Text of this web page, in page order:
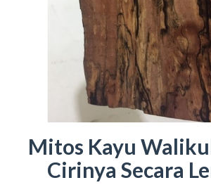
Mitos Kayu
Cirinya Secara